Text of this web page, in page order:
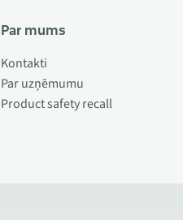
Par mums
Kontakti
Par uzņēmumu
Product safety recall